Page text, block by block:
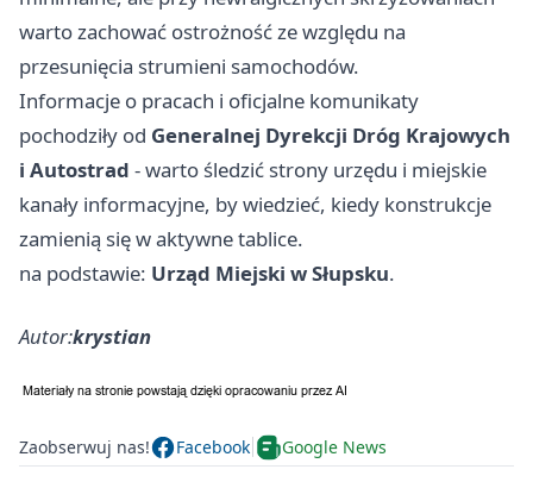
warto zachować ostrożność ze względu na
przesunięcia strumieni samochodów.
Informacje o pracach i oficjalne komunikaty
pochodziły od Generalnej Dyrekcji Dróg Krajowych
i Autostrad - warto śledzić strony urzędu i miejskie
kanały informacyjne, by wiedzieć, kiedy konstrukcje
zamienią się w aktywne tablice.
na podstawie: Urząd Miejski w Słupsku.
Autor:krystian
Zaobserwuj nas! Facebook Google News